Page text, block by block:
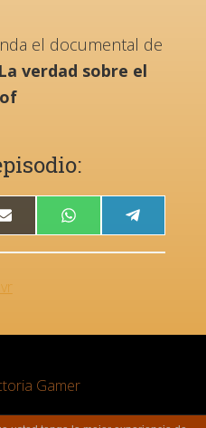
el documental de
verdad sobre el
COMPARTIR
EN
EMAIL COMPARTIR
EN
WHATSAPP
EN
Gamer